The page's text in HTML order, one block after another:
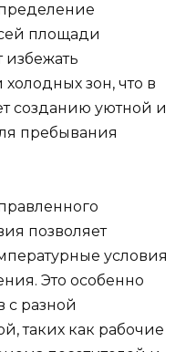
площади
избежать
зон, что в
созданию уютной и
пребывания
позволяет
условия
Это особенно
с разной
таких как рабочие